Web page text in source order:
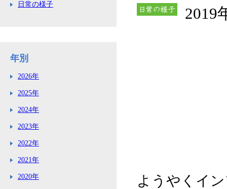
日常の様子
年別
2026年
2025年
2024年
2023年
2022年
2021年
2020年
2019
ようやくイ